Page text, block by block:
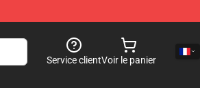
Service clientVoir le panier